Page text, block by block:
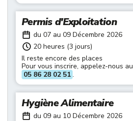
Permis d'Exploitation
du 07 au 09 Décembre 2026
20 heures (3 jours)
Il reste encore des places
Pour vous inscrire, appelez-nous au
05 86 28 02 51 .
Hygiène Alimentaire
du 09 au 10 Décembre 2026